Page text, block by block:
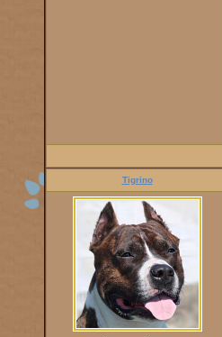
Tigrino